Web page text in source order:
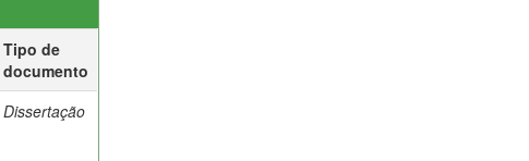
Tipo de
documento
Dissertação